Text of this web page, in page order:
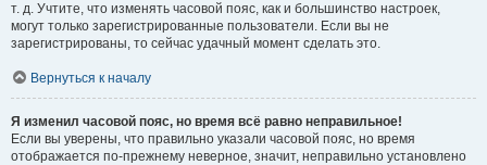
т. д. Учтите, что изменять часовой пояс, как и большинство настроек,
могут только зарегистрированные пользователи. Если вы не
зарегистрированы, то сейчас удачный момент сделать это.
Вернуться к началу
Я изменил часовой пояс, но время всё равно неправильное!
Если вы уверены, что правильно указали часовой пояс, но время
отображается по-прежнему неверное, значит, неправильно установлено